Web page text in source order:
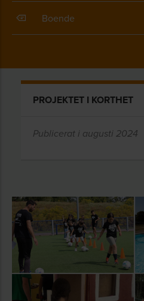
Boende
PROJEKTET I KORTHET
Publicerat i augusti 2024